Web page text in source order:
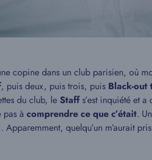
copine dans un club parisien, où
, puis deux, puis trois, puis Black-out
du club, le Staffs’est inquiété et
pas à comprendre ce que c’était.
quelqu’un m’aurait pris